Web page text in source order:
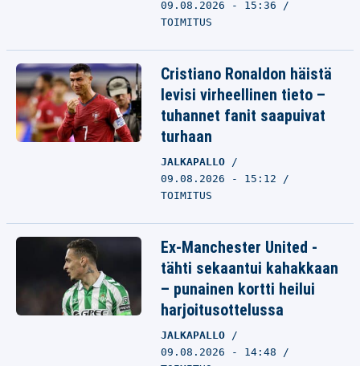
09.08.2026 - 15:36
TOIMITUS
Cristiano Ronaldon häistä
levisi virheellinen tieto –
tuhannet fanit saapuivat
turhaan
JALKAPALLO
09.08.2026 - 15:12
TOIMITUS
Ex-Manchester United -
tähti sekaantui kahakkaan
– punainen kortti heilui
harjoitusottelussa
JALKAPALLO
09.08.2026 - 14:48